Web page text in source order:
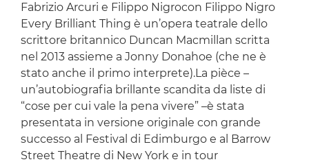
Fabrizio Arcuri e Filippo Nigrocon Filippo Nigro
Every Brilliant Thing è un’opera teatrale dello
scrittore britannico Duncan Macmillan scritta
nel 2013 assieme a Jonny Donahoe (che ne è
stato anche il primo interprete).La pièce –
un’autobiografia brillante scandita da liste di
“cose per cui vale la pena vivere” –è stata
presentata in versione originale con grande
successo al Festival di Edimburgo e al Barrow
Street Theatre di New York e in tour